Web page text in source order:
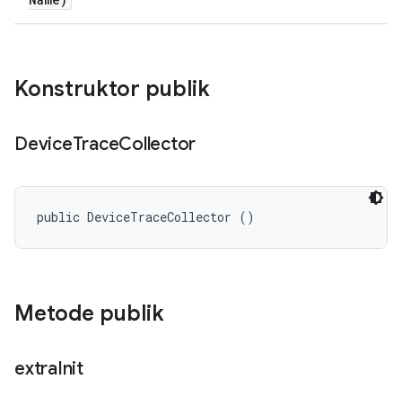
Konstruktor publik
DeviceTraceCollector
public DeviceTraceCollector ()
Metode publik
extraInit